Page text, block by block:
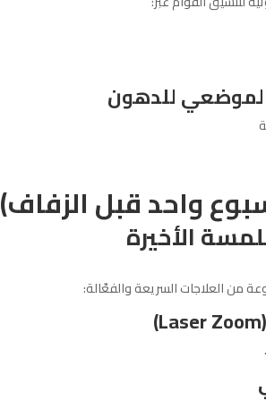
الموضعي للدهون
واحد قبل الزفاف)
الأخيرة
من العلاجات السريعة والفعّالة:
Laser Zoom
)